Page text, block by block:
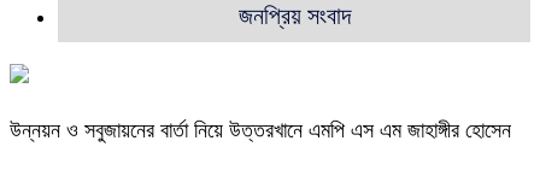
জনপ্রিয় সংবাদ
উন্নয়ন ও সবুজায়নের বার্তা নিয়ে উত্তরখানে এমপি এস এম জাহাঙ্গীর হোসেন